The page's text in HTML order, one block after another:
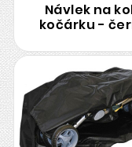
Návlek na
kočárku -